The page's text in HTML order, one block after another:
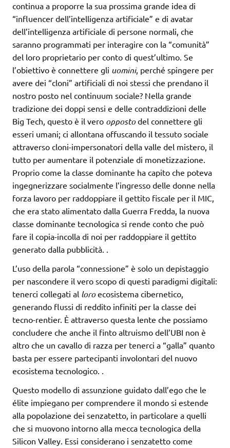
continua a proporre la sua prossima grande idea di
“influencer dell’intelligenza artificiale” e di avatar
dell’intelligenza artificiale di persone normali, che
saranno programmati per interagire con la “comunità”
del loro proprietario per conto di quest’ultimo. Se
l’obiettivo è connettere gli uomini, perché spingere per
avere dei “cloni” artificiali di noi stessi che prendano il
nostro posto nel continuum sociale? Nella grande
tradizione dei doppi sensi e delle contraddizioni delle
Big Tech, questo è il vero oppostodel connettere gli
esseri umani; ci allontana offuscando il tessuto sociale
attraverso cloni-impersonatori della valle del mistero, il
tutto per aumentare il potenziale di monetizzazione.
Proprio come la classe dominante ha capito che poteva
ingegnerizzare socialmente l’ingresso delle donne nella
forza lavoro per raddoppiare il gettito fiscale per il MIC,
che era stato alimentato dalla Guerra Fredda, la nuova
classe dominante tecnologica si rende conto che può
fare il copia-incolla di noi per raddoppiare il gettito
generato dalla pubblicità. .
L’uso della parola “connessione” è solo un depistaggio
per nascondere il vero scopo di questi paradigmi digitali:
tenerci collegati al loroecosistema cibernetico,
generando flussi di reddito infiniti per la classe dei
tecno-rentier. È attraverso questa lente che possiamo
concludere che anche il finto altruismo dell’UBI non è
altro che un cavallo di razza per tenerci a “galla” quanto
basta per essere partecipanti involontari del nuovo
ecosistema tecnologico. .
Questo modello di assunzione guidato dall’ego che le
élite impiegano per comprendere il mondo si estende
alla popolazione dei senzatetto, in particolare a quelli
che si muovono intorno alla mecca tecnologica della
Silicon Valley. Essi considerano i senzatetto come